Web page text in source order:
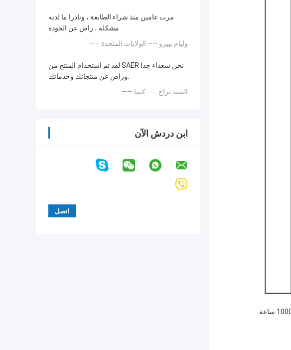
مرت عامين منذ شراء الطابعة ، ونادرا ما لديه
مشكلة ، راض عن الجودة.
—— وليام بييرو ---- الولايات المتحدة
لقد تم استخدام المنتج من SAER نحن سعداء جدا
وراض عن منتجاتك وخدماتك.
—— السيد نراج ---- كينيا
ابن دردش الآن